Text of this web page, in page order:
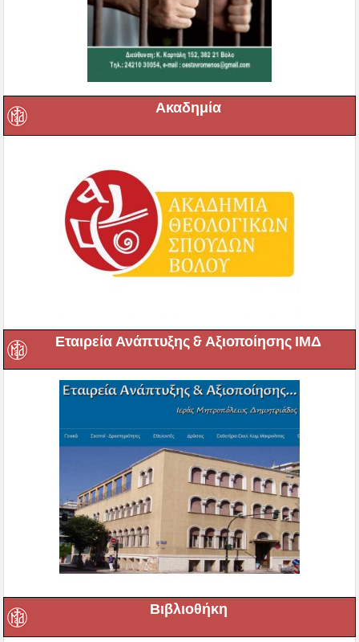
Ακαδημία
Εταιρεία Ανάπτυξης & Αξιοποίησης ΙΜΔ
Βιβλιοθήκη